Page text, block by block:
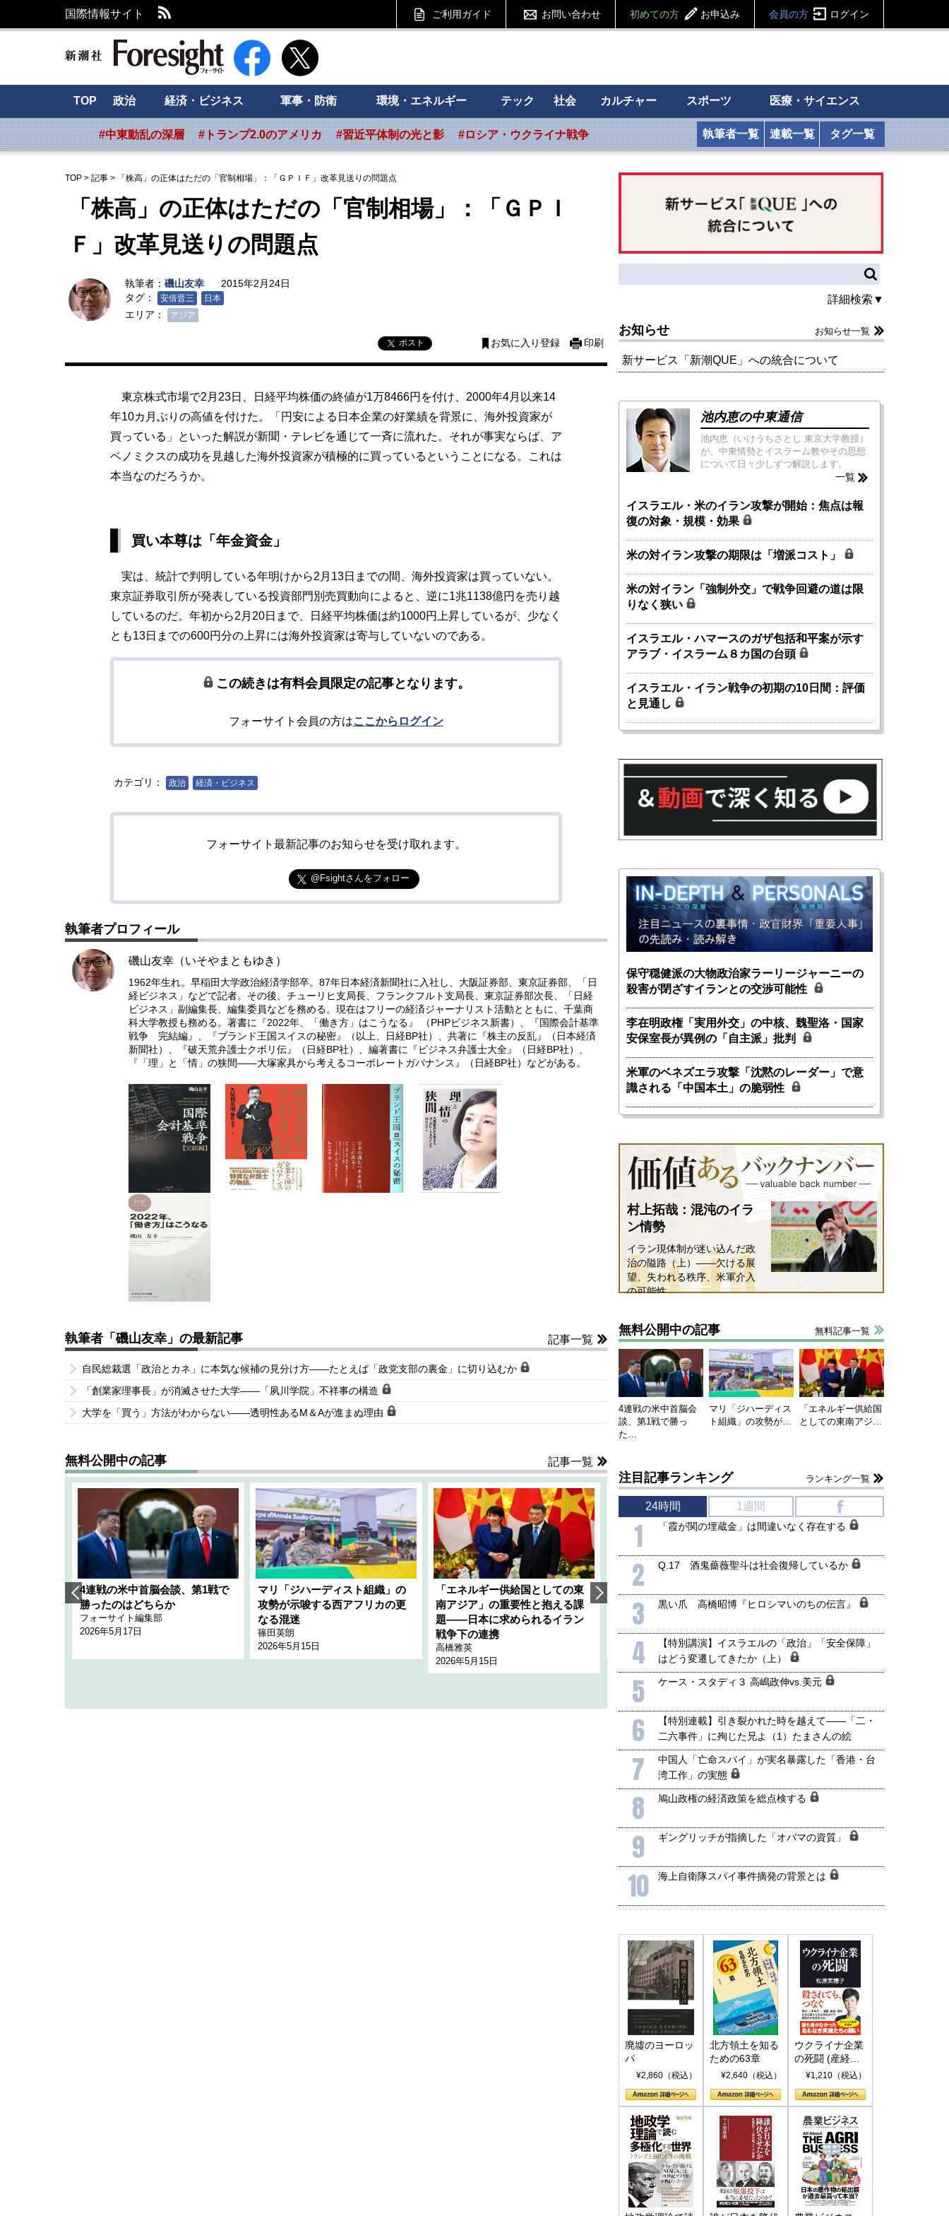
国際情報サイト ご利用ガイド お問い合わせ 初めての方 お申込み 会員の方 ログイン
新潮社 Foresight フォーサイト
TOP 政治 経済・ビジネス 軍事・防衛 環境・エネルギー テック 社会 カルチャー スポーツ 医療・サイエンス
#中東動乱の深層 #トランプ2.0のアメリカ #習近平体制の光と影 #ロシア・ウクライナ戦争 執筆者一覧 連載一覧 タグ一覧
TOP > 記事 > 「株高」の正体はただの「官制相場」：「ＧＰＩＦ」改革見送りの問題点
「株高」の正体はただの「官制相場」：「ＧＰＩ
Ｆ」改革見送りの問題点
執筆者： 磯山友幸
2015年2月24日
タグ：
安倍晋三 日本
エリア： アジア
ポスト お気に入り登録 印刷
東京株式市場で2月23日、日経平均株価の終値が1万8466円を付け、2000年4月以来14
年10カ月ぶりの高値を付けた。「円安による日本企業の好業績を背景に、海外投資家が
買っている」といった解説が新聞・テレビを通じて一斉に流れた。それが事実ならば、ア
ベノミクスの成功を見越した海外投資家が積極的に買っているということになる。これは
本当なのだろうか。
買い本尊は「年金資金」
実は、統計で判明している年明けから2月13日までの間、海外投資家は買っていない。
東京証券取引所が発表している投資部門別売買動向によると、逆に1兆1138億円を売り越
しているのだ。年初から2月20日まで、日経平均株価は約1000円上昇しているが、少なく
とも13日までの600円分の上昇には海外投資家は寄与していないのである。
この続きは有料会員限定の記事となります。
フォーサイト会員の方はここからログイン
カテゴリ： 政治 経済・ビジネス
フォーサイト最新記事のお知らせを受け取れます。
@Fsightさんをフォロー
執筆者プロフィール
磯山友幸（いそやまともゆき）
1962年生れ。早稲田大学政治経済学部卒。87年日本経済新聞社に入社し、大阪証券部、東京証券部、「日
経ビジネス」などで記者。その後、チューリヒ支局長、フランクフルト支局長、東京証券部次長、「日経
ビジネス」副編集長、編集委員などを務める。現在はフリーの経済ジャーナリスト活動とともに、千葉商
科大学教授も務める。著書に『2022年、「働き方」はこうなる』 （PHPビジネス新書）、『国際会計基準
戦争 完結編』、『ブランド王国スイスの秘密』（以上、日経BP社）、共著に『株主の反乱』（日本経済
新聞社）、『破天荒弁護士クボリ伝』（日経BP社）、編著書に『ビジネス弁護士大全』（日経BP社）、
『「理」と「情」の狭間――大塚家具から考えるコーポレートガバナンス』（日経BP社）などがある。
執筆者「磯山友幸」の最新記事 記事一覧
自民総裁選「政治とカネ」に本気な候補の見分け方――たとえば「政党支部の裏金」に切り込むか
「創業家理事長」が消滅させた大学――「夙川学院」不祥事の構造
大学を「買う」方法がわからない――透明性あるM＆Aが進まぬ理由
無料公開中の記事 記事一覧
4連戦の米中首脳会談、第1戦で
勝ったのはどちらか
フォーサイト編集部
2026年5月17日
マリ「ジハーディスト組織」の
攻勢が示唆する西アフリカの更
なる混迷
篠田英朗
2026年5月15日
「エネルギー供給国としての東
南アジア」の重要性と抱える課
題――日本に求められるイラン
戦争下の連携
高橋雅英
2026年5月15日
韓国にも理解してほしい「極東
1905年体制」における日米韓安
全保障協力の意味
千々和泰明
2026年5月15日
ネルギー転換が「中国依存」に
小山堅
2026年5月14日
詳細検索▼
お知らせ お知らせ一覧
新サービス「新潮QUE」への統合について
池内恵の中東通信
池内恵（いけうちさとし 東京大学教授）
が、中東情勢とイスラーム教やその思想
について日々少しずつ解説します。
一覧
イスラエル・米のイラン攻撃が開始：焦点は報
復の対象・規模・効果
米の対イラン攻撃の期限は「増派コスト」
米の対イラン「強制外交」で戦争回避の道は限
りなく狭い
イスラエル・ハマースのガザ包括和平案が示す
アラブ・イスラーム８カ国の台頭
イスラエル・イラン戦争の初期の10日間：評価
と見通し
保守穏健派の大物政治家ラーリージャーニーの
殺害が閉ざすイランとの交渉可能性
李在明政権「実用外交」の中核、魏聖洛・国家
安保室長が異例の「自主派」批判
米軍のベネズエラ攻撃「沈黙のレーダー」で意
識される「中国本土」の脆弱性
村上拓哉：混沌のイラ
ン情勢
イラン現体制が迷い込んだ政
治の隘路（上）――欠ける展
望、失われる秩序、米軍介入
の可能性
無料公開中の記事 無料記事一覧
4連戦の米中首脳会
談、第1戦で勝っ
た…
マリ「ジハーディス
ト組織」の攻勢が…
「エネルギー供給国
としての東南アジ…
注目記事ランキング ランキング一覧
24時間 1週間
1 「霞が関の埋蔵金」は間違いなく存在する
2 Q.17 酒鬼薔薇聖斗は社会復帰しているか
3 黒い爪 高橋昭博『ヒロシマいのちの伝言』
4
【特別講演】イスラエルの「政治」「安全保障」
はどう変遷してきたか（上）
5 ケース・スタディ３ 高嶋政伸vs.美元
6
【特別連載】引き裂かれた時を越えて――「二・
二六事件」に殉じた兄よ（1）たまさんの絵
7
中国人「亡命スパイ」が実名暴露した「香港・台
湾工作」の実態
8 鳩山政権の経済政策を総点検する
9 ギングリッチが指摘した「オバマの資質」
10 海上自衛隊スパイ事件摘発の背景とは
廃墟のヨーロッ
パ
¥2,860（税込）
北方領土を知る
ための63章
¥2,640（税込）
ウクライナ企業
の死闘 (産経セ
レクト S 039)
¥1,210（税込）